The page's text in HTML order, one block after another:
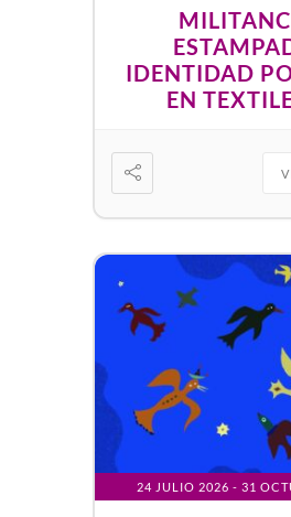
IDENTIDAD
EN
24 JULIO 2026 - 31